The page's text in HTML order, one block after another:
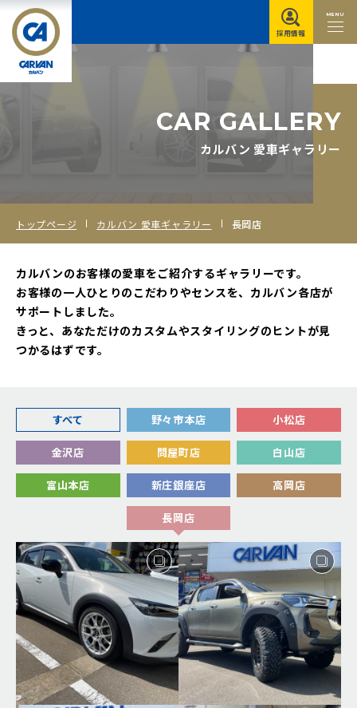
MENU
採用情報
CAR GALLERY
カルバン 愛車ギャラリー
トップページ カルバン 愛車ギャラリー 長岡店
カルバンのお客様の愛車をご紹介するギャラリーです。
お客様の一人ひとりのこだわりやセンスを、カルバン各店が
サポートしました。
きっと、あなただけのカスタムやスタイリングのヒントが見
つかるはずです。
すべて 野々市本店 小松店
金沢店 問屋町店 白山店
富山本店 新庄銀座店 高岡店
長岡店